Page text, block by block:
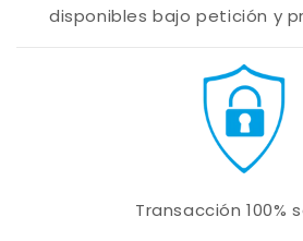
disponibles bajo petición y
Transacción 100%